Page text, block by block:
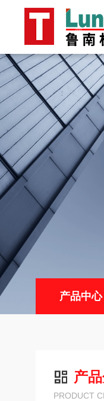
产品中心
产
PRODUCT